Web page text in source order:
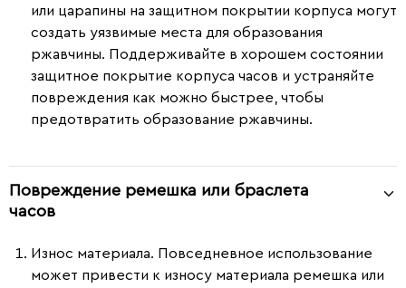
или царапины на защитном покрытии корпуса могут
создать уязвимые места для образования
ржавчины. Поддерживайте в хорошем состоянии
защитное покрытие корпуса часов и устраняйте
повреждения как можно быстрее, чтобы
предотвратить образование ржавчины.
Повреждение ремешка или браслета
часов
Износ материала. Повседневное использование
может привести к износу материала ремешка или